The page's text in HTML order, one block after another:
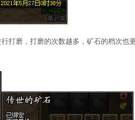
打磨，打磨的次数越多，矿石的档次也